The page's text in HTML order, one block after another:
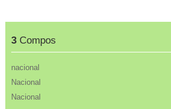
3Compos
nacional
Nacional
Nacional